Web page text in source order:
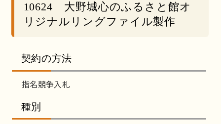
10624 大野城心のふるさと館オ
リジナルリングファイル製作
契約の方法
指名競争入札
種別